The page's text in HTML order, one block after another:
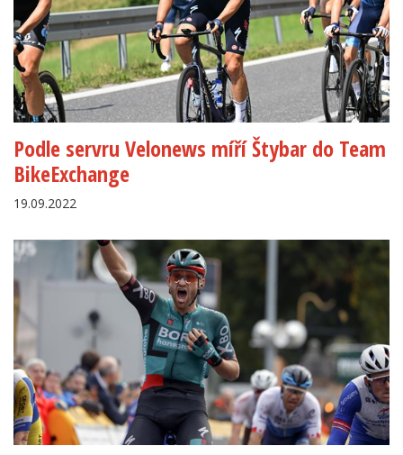
Podle servru Velonews míří Štybar do Team
BikeExchange
19.09.2022